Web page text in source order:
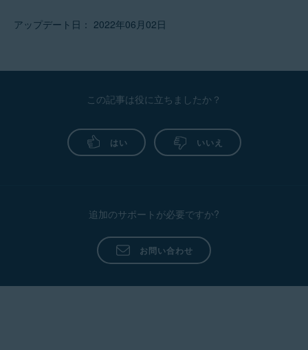
アップデート日： 2022年06月02日
この記事は役に立ちましたか？
はい いいえ
追加のサポートが必要ですか?
お問い合わせ